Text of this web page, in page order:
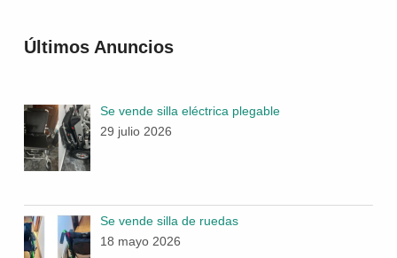
Últimos Anuncios
Se vende silla eléctrica plegable
29 julio 2026
Se vende silla de ruedas
18 mayo 2026